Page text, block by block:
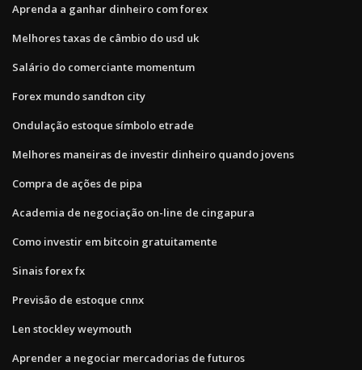
Aprenda a ganhar dinheiro com forex
Melhores taxas de câmbio do usd uk
Salário do comerciante momentum
Forex mundo sandton city
Ondulação estoque símbolo etrade
Melhores maneiras de investir dinheiro quando jovens
Compra de ações de pipa
Academia de negociação on-line de cingapura
Como investir em bitcoin gratuitamente
Sinais forex fx
Previsão de estoque cnnx
Len stockley weymouth
Aprender a negociar mercadorias de futuros